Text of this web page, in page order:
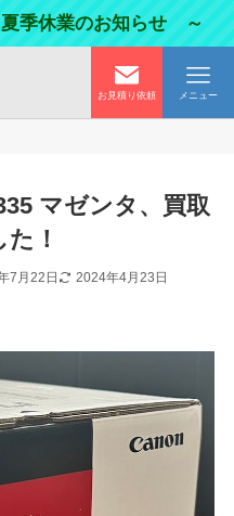
季休業のお知らせ ～
お見積り依頼 メニュー
マゼンタ、買取
！
7月22日 2024年4月23日